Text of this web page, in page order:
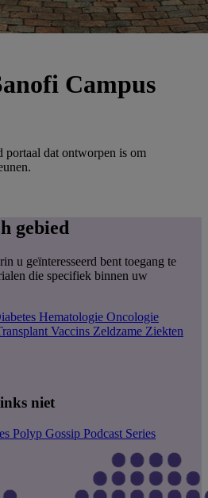
Campus
portaal dat ontworpen is om
gebied
u geïnteresseerd bent toegang te
die specifiek binnen uw
Hematologie Oncologie
Vaccins Zeldzame Ziekten
niet
Polyp Gossip Podcast Series